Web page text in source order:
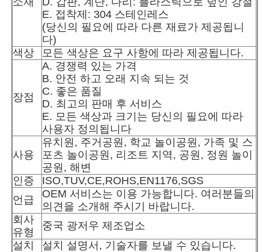
품질 관리
문의하기
견적 요청
공원 놀이터 디자인
워터파크 설계
E. 접착제: 304 스테인레스
(당신의 필요에 따라 다른 재료가 제공됩니
다)
색상
모든 색상은 요구 사항에 따라 제공됩니다.
장점
A. 경쟁력 있는 가격
B. 안전 하고 오래 지속 되는 것
C. 좋은 품질
D. 최고의 판매 후 서비스
E. 모든 색상과 크기는 당신의 필요에 따라
사용자 정의됩니다
사용
유치원, 주거공원, 학교 놀이공원, 가족 및 스
포츠 놀이공원, 리조트 지역, 공원, 정원 놀이
공원, 해변
인증
ISO,TUV,CE,ROHS,EN1176,SGS
언급
OEM 서비스는 이용 가능합니다. 여러분들의
의견을 소개해 주시기 바랍니다.
회사
유형
중국 광저우 제조업소
설치
설치 설명서, 기술자를 보낼 수 있습니다.